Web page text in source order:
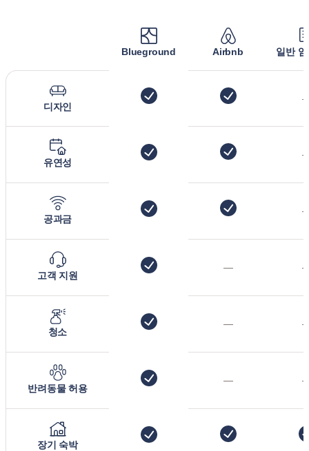
Blueground Airbnb 일반
디자인
유연성
공과금
고객 지원
—
청소
—
반려동물 허용
—
장기 숙박